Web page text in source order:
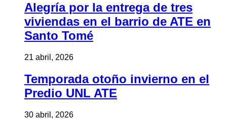
Alegría por la entrega de tres
viviendas en el barrio de ATE en
Santo Tomé
21 abril, 2026
Temporada otoño invierno en el
Predio UNL ATE
30 abril, 2026